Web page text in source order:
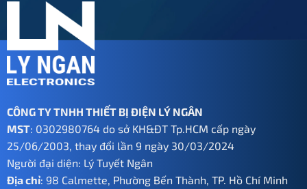
CÔNG TY TNHH THIẾT BỊ ĐIỆN LÝ NGÂN
MST: 0302980764 do sở KH&ĐT Tp.HCM cấp ngày
25/06/2003, thay đổi lần 9 ngày 30/03/2024
Người đại diện: Lý Tuyết Ngân
Địa chỉ: 98 Calmette, Phường Bến Thành, TP. Hồ Chí Minh